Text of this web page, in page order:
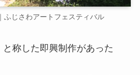
ふじさわアートフェスティバル
と称した即興制作があった